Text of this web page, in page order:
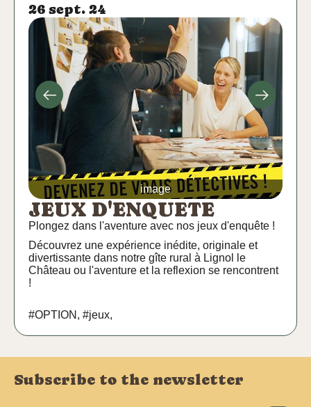
26 sept. 24
image
JEUX D'ENQUETE
Plongez dans l'aventure avec nos jeux d'enquête !
Découvrez une expérience inédite, originale et
divertissante dans notre gîte rural à Lignol le
Château ou l'aventure et la reflexion se rencontrent
!
#OPTION, #jeux,
Subscribe to the newsletter